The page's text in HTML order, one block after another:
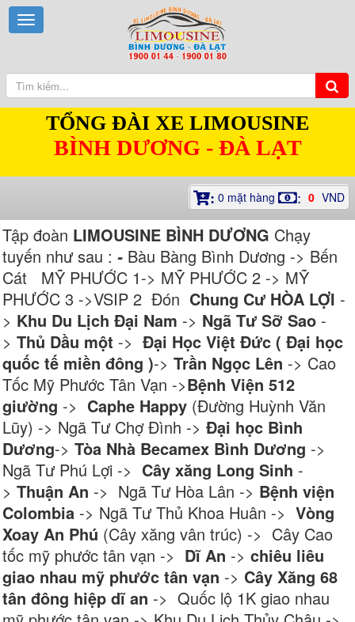
TỔNG ĐÀI XE LIMOUSINE
BÌNH DƯƠNG - ĐÀ LẠT
: 0 mặt hàng : 0 VND
Tập đoàn LIMOUSINE BÌNH DƯƠNG Chạy
tuyến như sau : - Bàu Bàng Bình Dương -> Bến
Cát MỸ PHƯỚC 1-> MỸ PHƯỚC 2 -> MỸ
PHƯỚC 3 ->VSIP 2 Đón Chung Cư HÒA LỢI -
> Khu Du Lịch Đại Nam -> Ngã Tư Sỡ Sao -
>Thủ Dầu một ->Đại Học Việt Đức ( Đại học
quốc tế miền đông )->Trần Ngọc Lên -> Cao
Tốc Mỹ Phước Tân Vạn ->Bệnh Viện 512
giường -> Caphe Happy (Đường Huỳnh Văn
Lũy) -> Ngã Tư Chợ Đình ->Đại học Bình
Dương-> Tòa Nhà Becamex Bình Dương ->
Ngã Tư Phú Lợi -> Cây xăng Long Sinh -
>Thuận An -> Ngã Tư Hòa Lân -> Bệnh viện
Colombia -> Ngã Tư Thủ Khoa Huân ->Vòng
Xoay An Phú (Cây xăng vân trúc) -> Cây Cao
tốc mỹ phước tân vạn -> Dĩ An -> chiêu liêu
giao nhau mỹ phước tân vạn -> Cây Xăng 68
tân đông hiệp dĩ an -> Quốc lộ 1K giao nhau